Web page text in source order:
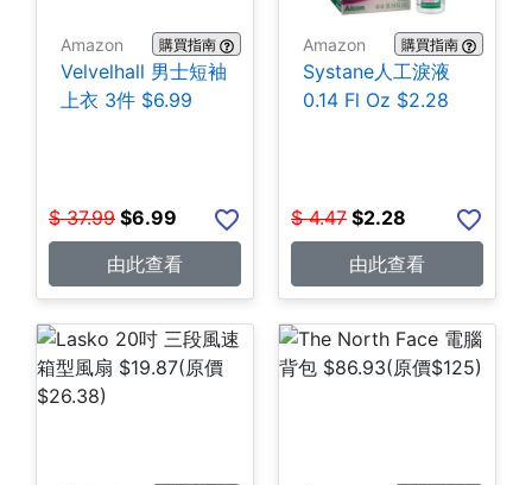
Amazon 購買指南
Velvelhall 男士短袖
上衣 3件 $6.99
$ 37.99 $6.99
由此查看
Amazon 購買指南
Systane人工淚液
0.14 Fl Oz $2.28
$ 4.47 $2.28
由此查看